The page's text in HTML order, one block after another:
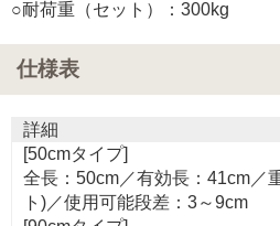
○耐荷重（セット）：300kg
仕様表
詳細
[50cmタイプ]
全長：50cm／有効長：41cm／
ト)／使用可能段差：3～9cm